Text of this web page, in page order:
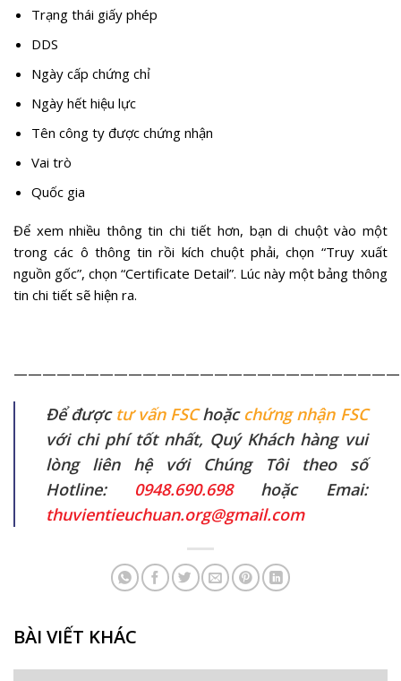
Trạng thái giấy phép
DDS
Ngày cấp chứng chỉ
Ngày hết hiệu lực
Tên công ty được chứng nhận
Vai trò
Quốc gia
Để xem nhiều thông tin chi tiết hơn, bạn di chuột vào một
trong các ô thông tin rồi kích chuột phải, chọn “Truy xuất
nguồn gốc”, chọn “Certificate Detail”. Lúc này một bảng thông
tin chi tiết sẽ hiện ra.
Để được tư vấn FSChoặc chứng nhận FSC
với chi phí tốt nhất, Quý Khách hàng vui
lòng liên hệ với Chúng Tôi theo số
Hotline: 0948.690.698hoặc Emai:
thuvientieuchuan.org@gmail.com
BÀI VIẾT KHÁC